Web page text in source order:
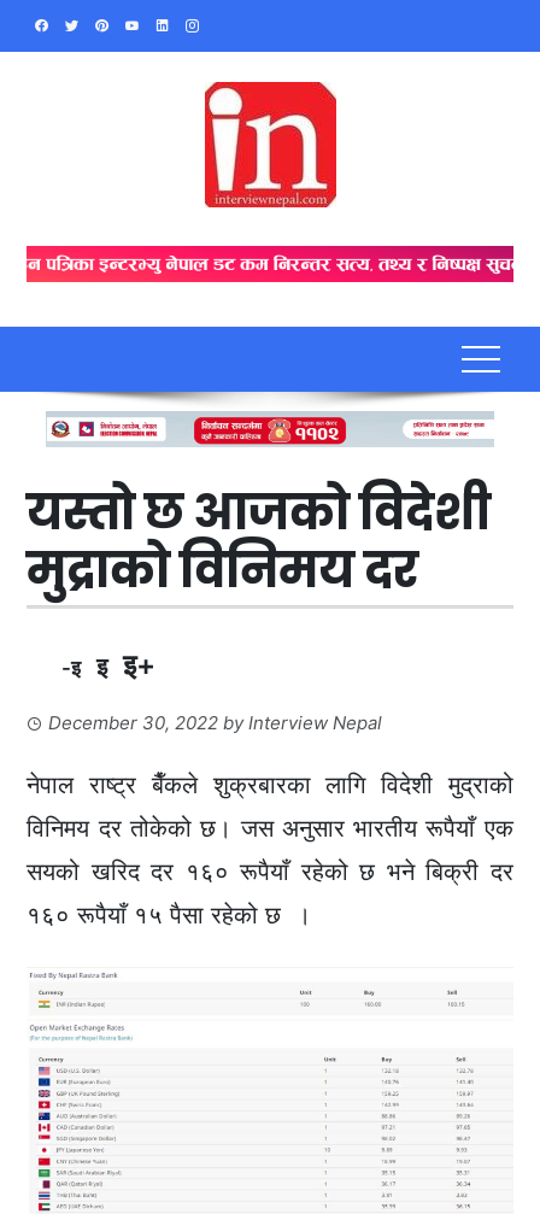
Skip
यस्तो छ आजको विदेशी
मुद्राको विनिमय दर
-इ इ इ+
December 30, 2022 byInterview Nepal
नेपाल राष्ट्र बैँकले शुक्रबारका लागि विदेशी मुद्राको
विनिमय दर तोकेको छ। जस अनुसार भारतीय रूपैयाँ एक
सयको खरिद दर १६० रूपैयाँ रहेको छ भने बिक्री दर
१६० रूपैयाँ १५ पैसा रहेको छ ।